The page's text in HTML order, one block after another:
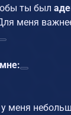
ты был
меня
у меня